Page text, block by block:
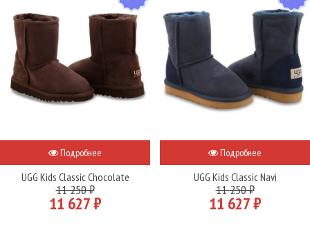
Подробнее
UGG Kids Classic Chocolate
11 250 ₽
11 627 ₽
Подробнее
UGG Kids Classic Navi
11 250 ₽
11 627 ₽